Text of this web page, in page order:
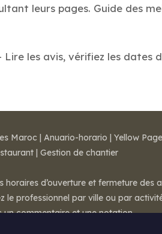
leurs pages. Guide des
les avis, vérifiez les dates
Maroc | Anuario-horario | Yellow
| Gestion de chantier
d’ouverture et fermeture des
le professionnel par ville ou par
commentaire et une notation.